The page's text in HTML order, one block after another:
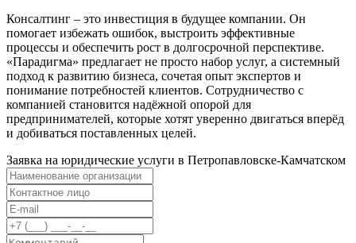
Консалтинг – это инвестиция в будущее компании. Он
помогает избежать ошибок, выстроить эффективные
процессы и обеспечить рост в долгосрочной перспективе.
«Парадигма» предлагает не просто набор услуг, а системный
подход к развитию бизнеса, сочетая опыт экспертов и
понимание потребностей клиентов. Сотрудничество с
компанией становится надёжной опорой для
предпринимателей, которые хотят уверенно двигаться вперёд
и добиваться поставленных целей.
Заявка на юридические услуги в Петропавловске-Камчатском